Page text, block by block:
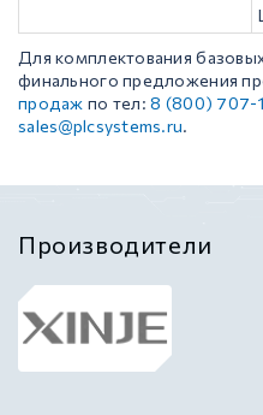
Для комплектования
финального предложения
продаж по тел:8 (800) 707-
sales@plcsystems.ru.
Производители